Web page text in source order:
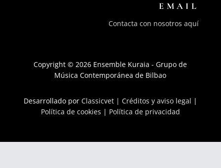
EMAIL
Contacta con nosotros aquí
Copyright © 2026 Ensemble Kuraia - Grupo de
Música Contemporánea de Bilbao
Desarrollado por Classicvet | Créditos y aviso legal |
Política de cookies | Política de privacidad